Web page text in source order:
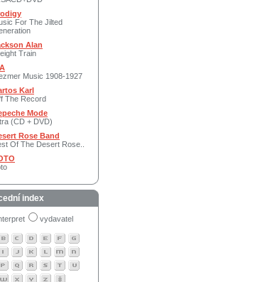
For The Jilted
Alan
Train
Music 1908-1927
Karl
The Record
Mode
(CD + DVD)
Rose Band
Of The Desert Rose..
index
vydavatel